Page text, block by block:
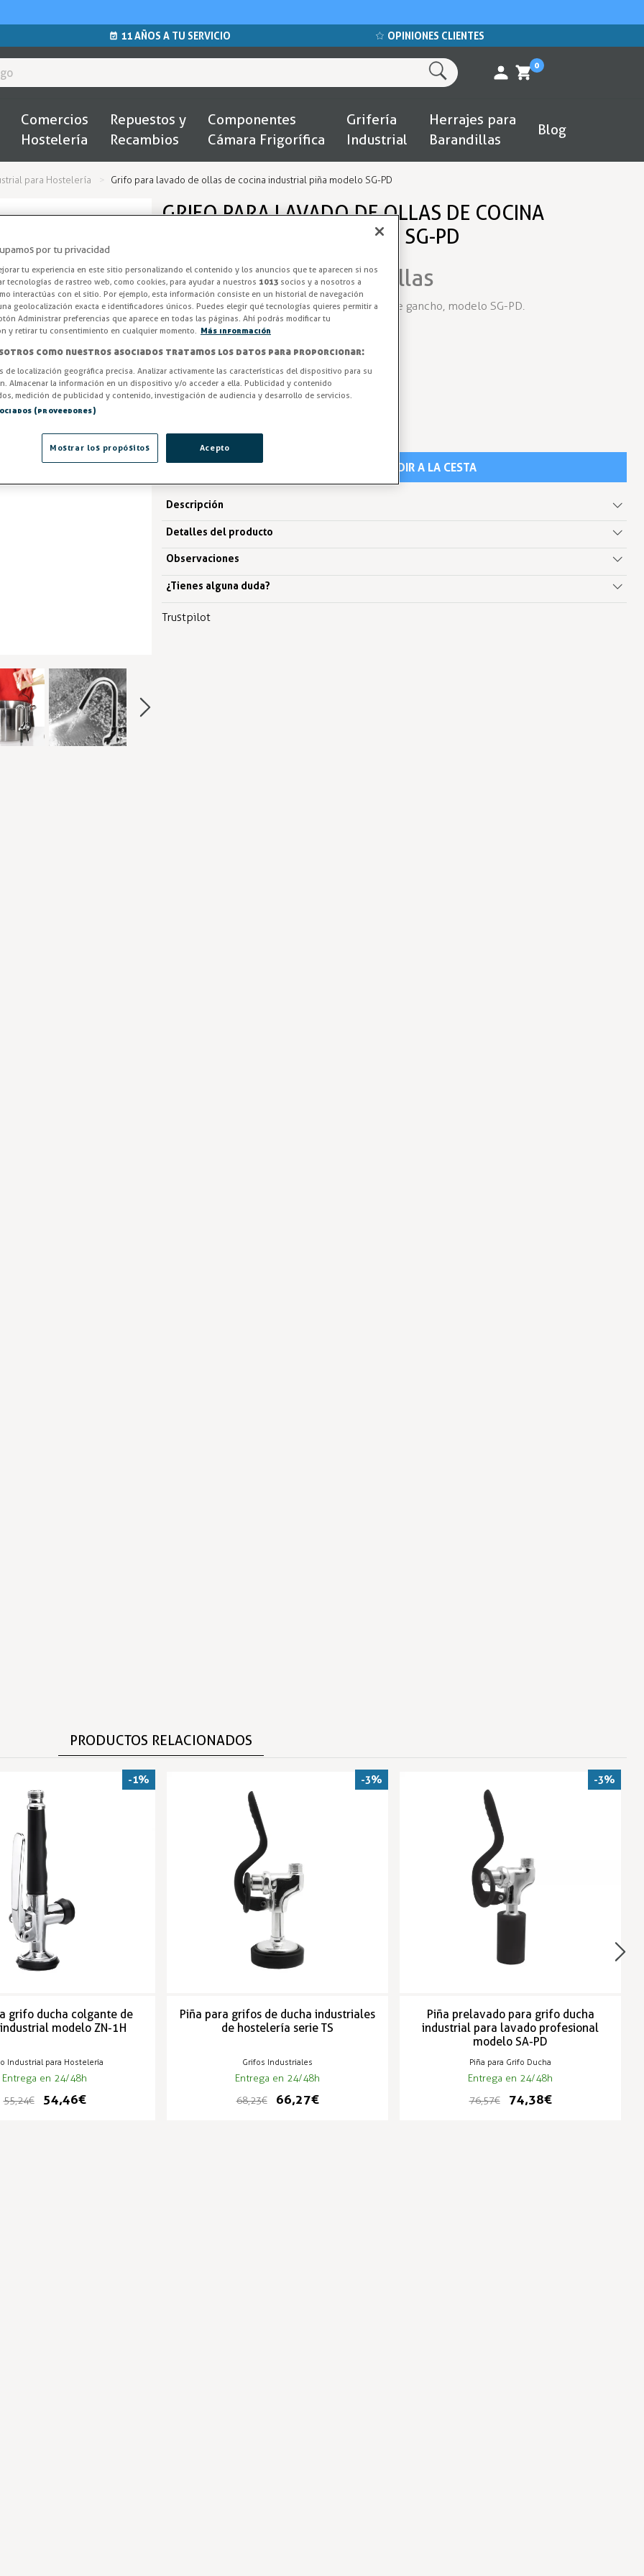
11 AÑOS A TU SERVICIO OPINIONES CLIENTES
0
Comercios
Hostelería
Repuestos y
Recambios
Componentes
Cámara Frigorífica
Grifería
Industrial
Herrajes para
Barandillas
Blog
para Hostelería Grifo para lavado de ollas de cocina industrial piña modelo SG-PD
GRIFO PARA LAVADO DE OLLAS DE COCINA
INDUSTRIAL PIÑA MODELO SG-PD
Grifo Industrial para Ollas
Grifo para cocina profesional, piña en forma de gancho, modelo SG-PD.
Entrega en 24/48h
-3% AHORRA -1,57 €
53,28 €
IVA excl. 44,03€
AÑADIR A LA CESTA
Descripción
Detalles del producto
Observaciones
¿Tienes alguna duda?
Trustpilot
PRODUCTOS RELACIONADOS
grifo ducha colgante de
modelo ZN-1H
Industrial para Hostelería
Entrega en 24/48h
55,24 €
54,46 €
-1%
Piña para grifos de ducha industriales
de hostelería serie TS
Grifos Industriales
Entrega en 24/48h
68,23 €
66,27 €
-3%
Piña prelavado para grifo ducha
industrial para lavado profesional
modelo SA-PD
Piña para Grifo Ducha
Entrega en 24/48h
76,57 €
74,38 €
-3%
por tu privacidad
tu experiencia en este sitio personalizando el contenido y los anuncios que te aparecen si nos
tecnologías de rastreo web, como cookies, para ayudar a nuestros 1013 socios y a nosotros a
interactúas con el sitio. Por ejemplo, esta información consiste en un historial de navegación
geolocalización exacta e identificadores únicos. Puedes elegir qué tecnologías quieres permitir a
Administrar preferencias que aparece en todas las páginas. Ahí podrás modificar tu
y retirar tu consentimiento en cualquier momento.
Más información
como nuestros asociados tratamos los datos para proporcionar:
de localización geográfica precisa. Analizar activamente las características del dispositivo para su
Almacenar la información en un dispositivo y/o acceder a ella. Publicidad y contenido
medición de publicidad y contenido, investigación de audiencia y desarrollo de servicios.
(proveedores)
Acepto
Mostrar los propósitos